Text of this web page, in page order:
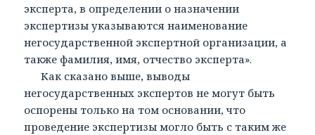
эксперта, в определении о назначении
экспертизы указываются наименование
негосударственной экспертной организации, а
также фамилия, имя, отчество эксперта».
Как сказано выше, выводы
негосударственных экспертов не могут быть
оспорены только на том основании, что
проведение экспертизы могло быть с таким же